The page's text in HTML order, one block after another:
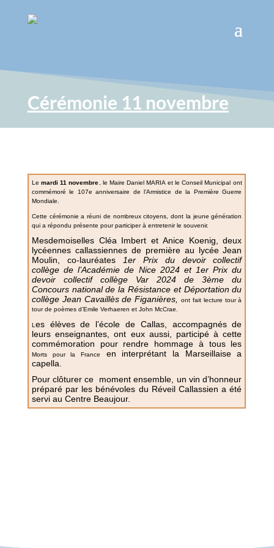
Cérémonie 11 novembre
Le mardi 11 novembre , le Maire Daniel MARIA et le Conseil Municipal ont
commémoré le 107e anniversaire de l’Armistice de la Première Guerre
Mondiale.
Cette cérémonie a réuni de nombreux citoyens, dont la jeune génération
qui a répondu présente pour participer à entretenir le souvenir.
Mesdemoiselles Cléa Imbert et Anice Koenig, deux
lycéennes callassiennes de première au lycée Jean
Moulin, co-lauréates
1er Prix du devoir collectif
collège de l’Académie de Nice 2024 et 1er Prix du
devoir collectif collège Var 2024 de 3ème du
Concours national de la Résistance et Déportation du
collège Jean Cavaillès de Figanières,ont fait lecture tour à
tour de poèmes d’Emile Verhaeren et John McCrae.
L es élèves de l’école de Callas, accompagnés de
leurs enseignantes, ont eux aussi, participé à cette
commémoration pour rendre hommage à tous les
Morts pour la France
en interprétant la Marseillaise a
capella.
Pour clôturer ce moment ensemble, un vin d’honneur
préparé par les bénévoles du Réveil Callassien a été
servi au Centre Beaujour.